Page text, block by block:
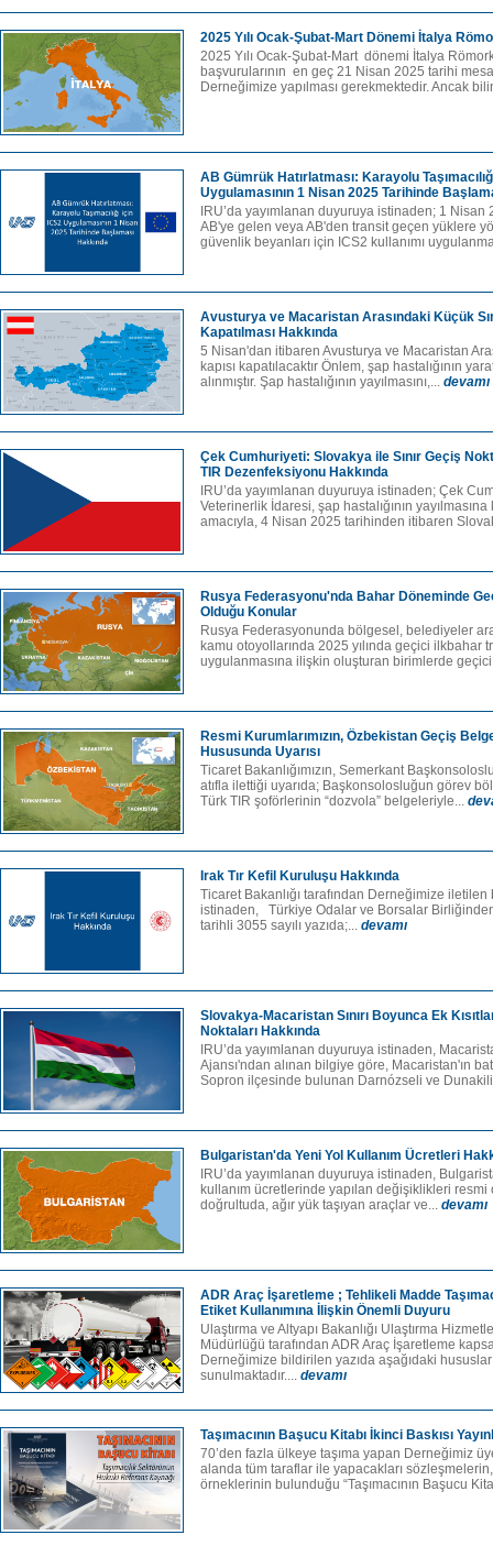
2025 Yılı Ocak-Şubat-Mart Dönemi İtalya
2025 Yılı Ocak-Şubat-Mart dönemi İtalya
başvurularının en geç 21 Nisan 2025 tarihi
Derneğimize yapılması gerekmektedir. Ancak
AB Gümrük Hatırlatması: Karayolu
Uygulamasının 1 Nisan 2025 Tarihinde
IRU’da yayımlanan duyuruya istinaden; 1
AB'ye gelen veya AB'den transit geçen yüklere
güvenlik beyanları için ICS2 kullanımı
Avusturya ve Macaristan Arasındaki Küçük
Kapatılması Hakkında
5 Nisan'dan itibaren Avusturya ve Macaristan
kapısı kapatılacaktır Önlem, şap hastalığının
alınmıştır. Şap hastalığının yayılmasını,... devamı
Çek Cumhuriyeti: Slovakya ile Sınır Geçiş
TIR Dezenfeksiyonu Hakkında
IRU’da yayımlanan duyuruya istinaden; Çek
Veterinerlik İdaresi, şap hastalığının
amacıyla, 4 Nisan 2025 tarihinden itibaren
Rusya Federasyonu'nda Bahar Döneminde
Olduğu Konular
Rusya Federasyonunda bölgesel, belediyeler
kamu otoyollarında 2025 yılında geçici ilkbahar
uygulanmasına ilişkin oluşturan birimlerde
Resmi Kurumlarımızın, Özbekistan Geçiş
Hususunda Uyarısı
Ticaret Bakanlığımızın, Semerkant
atıfla ilettiği uyarıda; Başkonsolosluğun görev
Türk TIR şoförlerinin “dozvola” belgeleriyle...
Irak Tır Kefil Kuruluşu Hakkında
Ticaret Bakanlığı tarafından Derneğimize
istinaden, Türkiye Odalar ve Borsalar
tarihli 3055 sayılı yazıda;... devamı
Slovakya-Macaristan Sınırı Boyunca Ek
Noktaları Hakkında
IRU’da yayımlanan duyuruya istinaden,
Ajansı'ndan alınan bilgiye göre, Macaristan'ın
Sopron ilçesinde bulunan Darnózseli ve
Bulgaristan'da Yeni Yol Kullanım Ücretleri
IRU’da yayımlanan duyuruya istinaden,
kullanım ücretlerinde yapılan değişiklikleri resmi
doğrultuda, ağır yük taşıyan araçlar ve... devamı
ADR Araç İşaretleme ; Tehlikeli Madde
Etiket Kullanımına İlişkin Önemli Duyuru
Ulaştırma ve Altyapı Bakanlığı Ulaştırma
Müdürlüğü tarafından ADR Araç İşaretleme
Derneğimize bildirilen yazıda aşağıdaki
sunulmaktadır.... devamı
Taşımacının Başucu Kitabı İkinci Baskısı
70’den fazla ülkeye taşıma ya­pan Derneğimiz
alanda tüm taraflar ile yapacakları
örneklerinin bulundu­ğu “Taşımacının Başucu